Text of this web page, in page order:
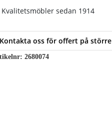
Kvalitetsmöbler sedan 1914
Kontakta oss för offert på
2680074